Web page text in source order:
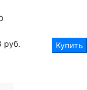
руб. Купить